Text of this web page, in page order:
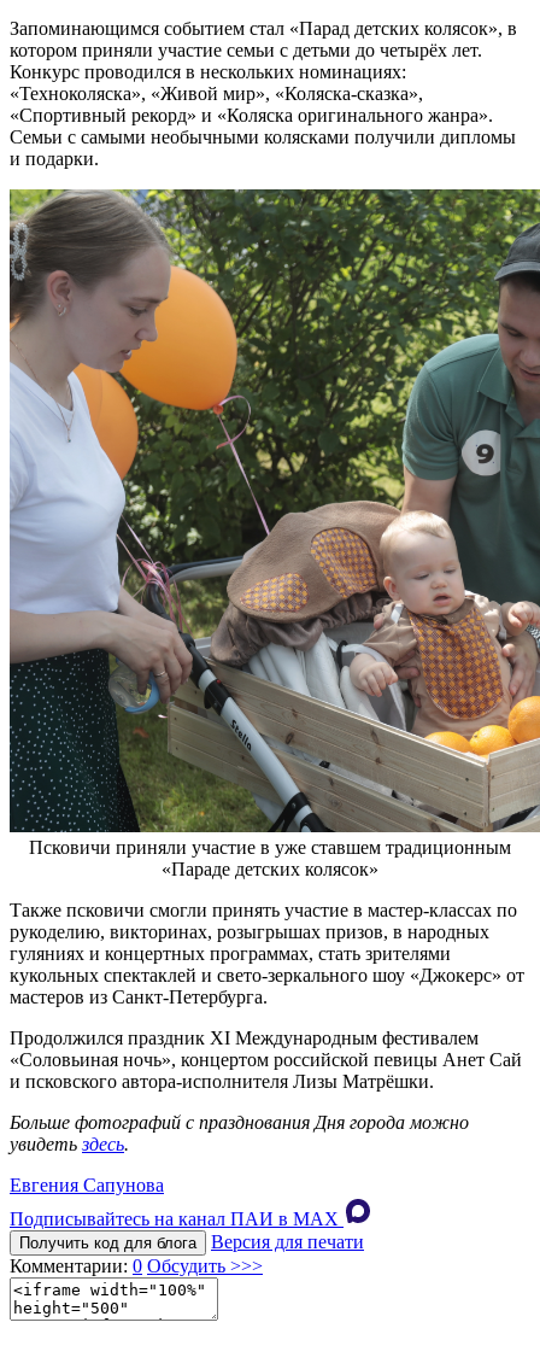
Запоминающимся событием стал «Парад детских колясок», в
котором приняли участие семьи с детьми до четырёх лет.
Конкурс проводился в нескольких номинациях:
«Техноколяска», «Живой мир», «Коляска-сказка»,
«Спортивный рекорд» и «Коляска оригинального жанра».
Семьи с самыми необычными колясками получили дипломы
и подарки.
Псковичи приняли участие в уже ставшем традиционным
«Параде детских колясок»
Также псковичи смогли принять участие в мастер-классах по
рукоделию, викторинах, розыгрышах призов, в народных
гуляниях и концертных программах, стать зрителями
кукольных спектаклей и свето-зеркального шоу «Джокерс» от
мастеров из Санкт-Петербурга.
Продолжился праздник XI Международным фестивалем
«Соловьиная ночь», концертом российской певицы Анет Сай
и псковского автора-исполнителя Лизы Матрёшки.
Больше фотографий с празднования Дня города можно
увидетьздесь.
Евгения Сапунова
Подписывайтесь на канал ПАИ в MAХ
Получить код для блога
Версия для печати
Комментарии: 0 Обсудить >>>